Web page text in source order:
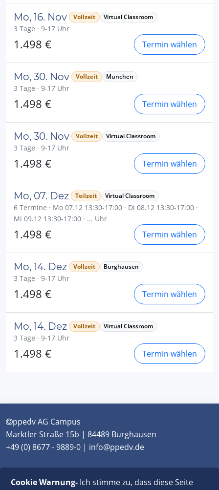
Mo, 16. Nov Vollzeit Virtual Classroom
3 Tage · 9-17 Uhr
1.498 € Termin wählen
Mo, 30. Nov Vollzeit München
3 Tage · 9-17 Uhr
1.498 € Termin wählen
Mo, 30. Nov Vollzeit Virtual Classroom
3 Tage · 9-17 Uhr
1.498 € Termin wählen
Mo, 07. Dez Teilzeit Virtual Classroom
6 Termine · Mo 07.12 13:30-17:00 · Di 08.12 13:30-17:00 ·
Mi 09.12 13:30-17:00 · ... Uhr
1.498 € Termin wählen
Mo, 14. Dez Vollzeit Burghausen
3 Tage · 9-17 Uhr
1.498 € Termin wählen
Mo, 14. Dez Vollzeit Virtual Classroom
3 Tage · 9-17 Uhr
1.498 € Termin wählen
ppedv AG Campus
Marktler Straße 15b | 84489 Burghausen
+49 (0) 8677 - 9889-0 | info@ppedv.de
Cookie Warnung-Ich stimme zu, dass diese Seite